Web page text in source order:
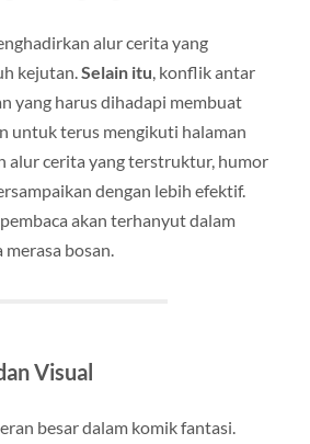
alur cerita yang
kejutan.Selain itu, konflik antar
yang harus dihadapi membuat
untuk terus mengikuti halaman
alur cerita yang terstruktur, humor
dengan lebih efektif.
akan terhanyut dalam
bosan.
Visual
besar dalam komik fantasi.